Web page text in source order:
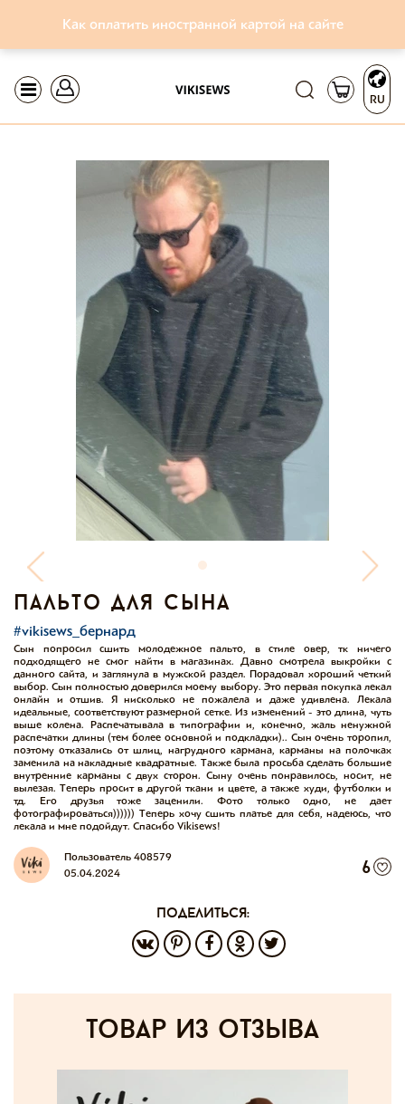
Как оплатить иностранной картой на сайте
RU
пальто для сына
#vikisews_бернард
Сын попросил сшить молодежное пальто, в стиле овер, тк ничего
подходящего не смог найти в магазинах. Давно смотрела выкройки с
данного сайта, и заглянула в мужской раздел. Порадовал хороший четкий
выбор. Сын полностью доверился моему выбору. Это первая покупка лекал
онлайн и отшив. Я нисколько не пожалела и даже удивлена. Лекала
идеальные, соответствуют размерной сетке. Из изменений - это длина, чуть
выше колена. Распечатывала в типографии и, конечно, жаль ненужной
распечатки длины (тем более основной и подкладки).. Сын очень торопил,
поэтому отказались от шлиц, нагрудного кармана, карманы на полочках
заменила на накладные квадратные. Также была просьба сделать большие
внутренние карманы с двух сторон. Сыну очень понравилось, носит, не
вылезая. Теперь просит в другой ткани и цвете, а также худи, футболки и
тд. Его друзья тоже заценили. Фото только одно, не дает
фотографироваться)))))) Теперь хочу сшить платье для себя, надеюсь, что
лекала и мне подойдут. Спасибо Vikisews!
Пользователь 408579
05.04.2024
6
поделиться:
товар из отзыва